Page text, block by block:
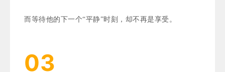
而等待他的下一个“平静”时刻，却不再是享受。
03